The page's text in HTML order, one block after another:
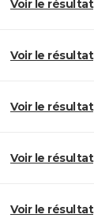
Voir le résultat
Voir le résultat
Voir le résultat
Voir le résultat
Voir le résultat